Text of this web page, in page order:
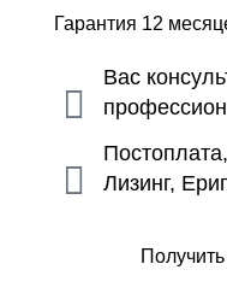
Гарантия 12
Вас
Лизинг,